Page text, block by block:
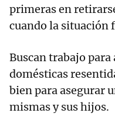
primeras en
cuando la situación
Buscan trabajo
domésticas
bien para asegurar
mismas y sus hijos.